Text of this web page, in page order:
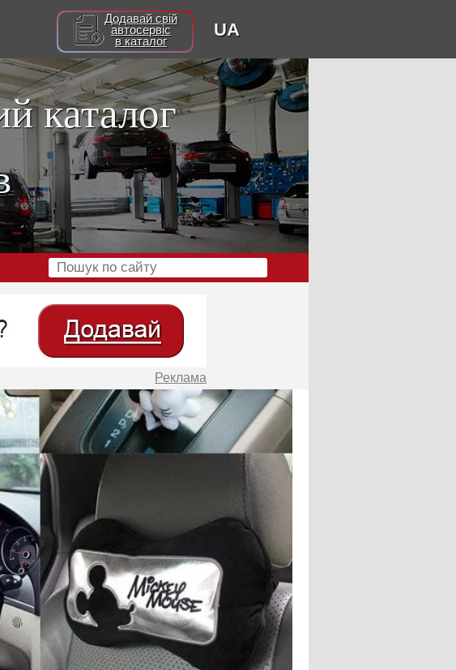
Додавай свій
автосервіс
в каталог
UA
каталог
Реклама